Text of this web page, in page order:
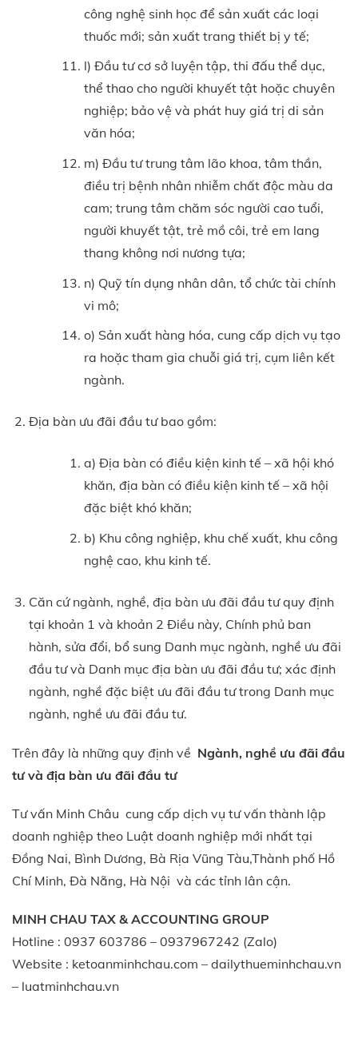
công nghệ sinh học để sản xuất các loại
thuốc mới; sản xuất trang thiết bị y tế;
l) Đầu tư cơ sở luyện tập, thi đấu thể dục,
thể thao cho người khuyết tật hoặc chuyên
nghiệp; bảo vệ và phát huy giá trị di sản
văn hóa;
m) Đầu tư trung tâm lão khoa, tâm thần,
điều trị bệnh nhân nhiễm chất độc màu da
cam; trung tâm chăm sóc người cao tuổi,
người khuyết tật, trẻ mồ côi, trẻ em lang
thang không nơi nương tựa;
n) Quỹ tín dụng nhân dân, tổ chức tài chính
vi mô;
o) Sản xuất hàng hóa, cung cấp dịch vụ tạo
ra hoặc tham gia chuỗi giá trị, cụm liên kết
ngành.
Địa bàn ưu đãi đầu tư bao gồm:
a) Địa bàn có điều kiện kinh tế – xã hội khó
khăn, địa bàn có điều kiện kinh tế – xã hội
đặc biệt khó khăn;
b) Khu công nghiệp, khu chế xuất, khu công
nghệ cao, khu kinh tế.
Căn cứ ngành, nghề, địa bàn ưu đãi đầu tư quy định
tại khoản 1 và khoản 2 Điều này, Chính phủ ban
hành, sửa đổi, bổ sung Danh mục ngành, nghề ưu đãi
đầu tư và Danh mục địa bàn ưu đãi đầu tư; xác định
ngành, nghề đặc biệt ưu đãi đầu tư trong Danh mục
ngành, nghề ưu đãi đầu tư.
Trên đây là những quy định về Ngành, nghề ưu đãi đầu
tư và địa bàn ưu đãi đầu tư
Tư vấn Minh Châu cung cấp dịch vụ tư vấn thành lập
doanh nghiệp theo Luật doanh nghiệp mới nhất tại
Đồng Nai, Bình Dương, Bà Rịa Vũng Tàu,Thành phố Hồ
Chí Minh, Đà Nẵng, Hà Nội và các tỉnh lân cận.
MINH CHAU TAX & ACCOUNTING GROUP
Hotline : 0937 603786 – 0937967242 (Zalo)
Website : ketoanminhchau.com – dailythueminhchau.vn
– luatminhchau.vn